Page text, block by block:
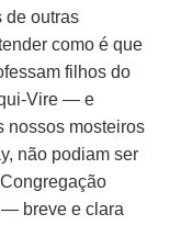
de outras
como é que
filhos do
Vire — e
nossos mosteiros
não podiam ser
— breve e clara